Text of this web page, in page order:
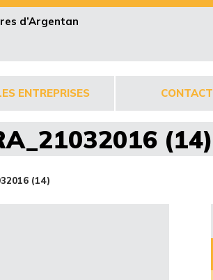
d’Argentan
ENTREPRISES CONTACT
(14)
(14)